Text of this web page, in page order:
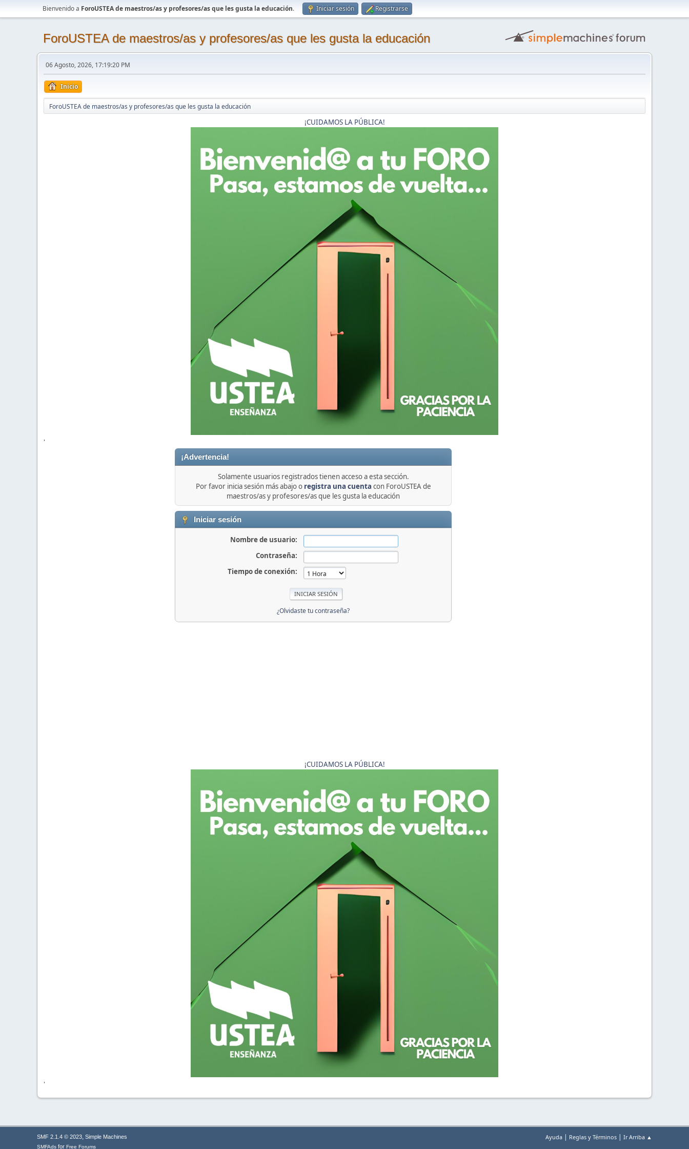
Bienvenido a ForoUSTEA de maestros/as y profesores/as que les gusta la educación. Iniciar sesión Registrarse
ForoUSTEA de maestros/as y profesores/as que les gusta la educación
06 Agosto, 2026, 17:19:20 PM
Inicio
ForoUSTEA de maestros/as y profesores/as que les gusta la educación
¡CUIDAMOS LA PÚBLICA!
'
¡Advertencia!
Solamente usuarios registrados tienen acceso a esta sección.
Por favor inicia sesión más abajo o registra una cuenta con ForoUSTEA de
maestros/as y profesores/as que les gusta la educación
Iniciar sesión
Nombre de usuario:
Contraseña:
Tiempo de conexión:
¿Olvidaste tu contraseña?
¡CUIDAMOS LA PÚBLICA!
'
Ayuda | Reglas y Términos | Ir Arriba ▲
SMF 2.1.4 © 2023, Simple Machines
SMFAds for Free Forums